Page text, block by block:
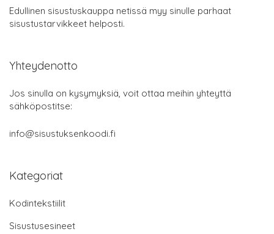
Edullinen sisustuskauppa netissä myy sinulle parhaat
sisustustarvikkeet helposti.
Yhteydenotto
Jos sinulla on kysymyksiä, voit ottaa meihin yhteyttä
sähköpostitse:
info@sisustuksenkoodi.fi
Kategoriat
Kodintekstiilit
Sisustusesineet